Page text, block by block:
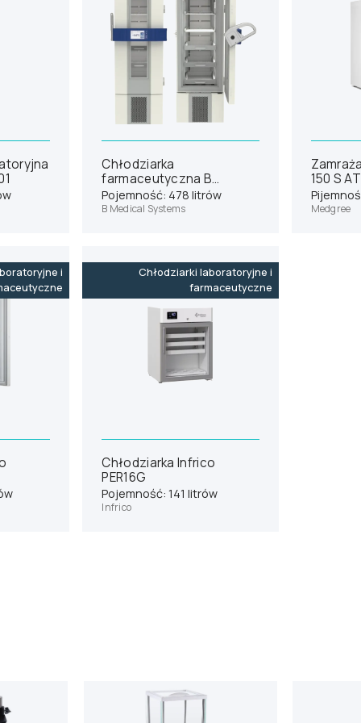
Chłodziarka
farmaceutyczna B
Medical Systems P400
Pojemność: 478 litrów
B Medical Systems
150 S
Medgree
i
Chłodziarki laboratoryjne i
farmaceutyczne
Chłodziarka Infrico
PER16G
Pojemność: 141 litrów
Infrico